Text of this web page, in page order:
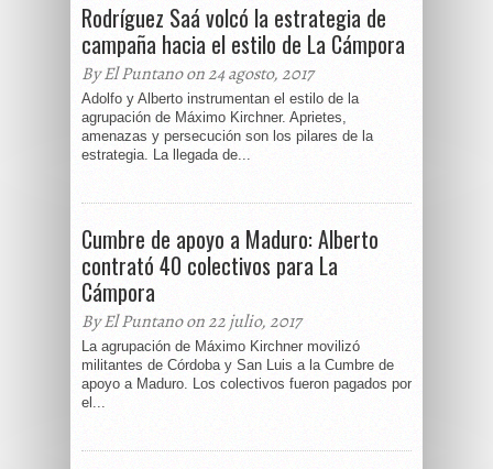
Rodríguez Saá volcó la estrategia de
campaña hacia el estilo de La Cámpora
By El Puntano on 24 agosto, 2017
Adolfo y Alberto instrumentan el estilo de la
agrupación de Máximo Kirchner. Aprietes,
amenazas y persecución son los pilares de la
estrategia. La llegada de...
Cumbre de apoyo a Maduro: Alberto
contrató 40 colectivos para La
Cámpora
By El Puntano on 22 julio, 2017
La agrupación de Máximo Kirchner movilizó
militantes de Córdoba y San Luis a la Cumbre de
apoyo a Maduro. Los colectivos fueron pagados por
el...